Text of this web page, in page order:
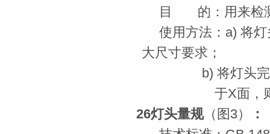
目
的：用来检
使用方法： a) 将
大尺寸要求；
b)将灯头
于X面，
E26灯头量规（图3）
：